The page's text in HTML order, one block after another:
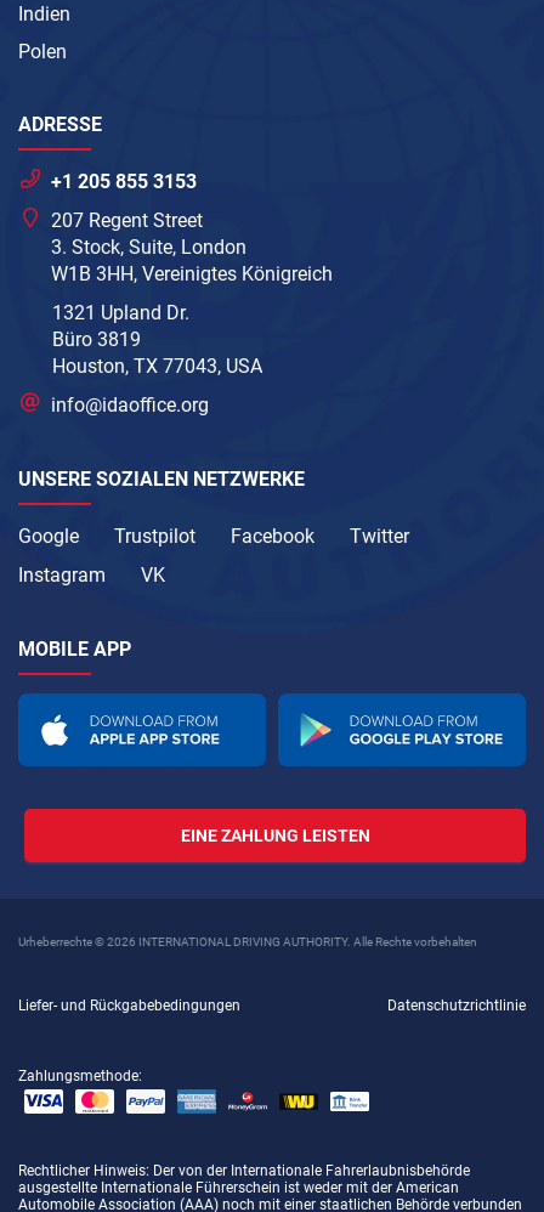
Indien
Polen
ADRESSE
+1 205 855 3153
207 Regent Street
3. Stock, Suite, London
W1B 3HH, Vereinigtes Königreich
1321 Upland Dr.
Büro 3819
Houston, TX 77043, USA
info@idaoffice.org
UNSERE SOZIALEN NETZWERKE
Google Trustpilot Facebook
Twitter
Instagram
VK
MOBILE APP
EINE ZAHLUNG LEISTEN
Urheberrechte © 2026 INTERNATIONAL DRIVING AUTHORITY. Alle Rechte vorbehalten
Liefer- und Rückgabebedingungen Datenschutzrichtlinie
Zahlungsmethode:
Rechtlicher Hinweis: Der von der Internationale Fahrerlaubnisbehörde
ausgestellte Internationale Führerschein ist weder mit der American
Automobile Association (AAA) noch mit einer staatlichen Behörde verbunden